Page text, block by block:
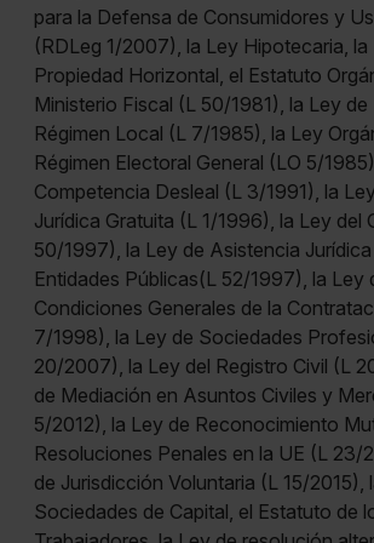
para la Defensa de Consumidores y
(RDLeg 1/2007), la Ley Hipotecaria, la
Propiedad Horizontal, el Estatuto
Ministerio Fiscal (L 50/1981), la Ley de
Régimen Local (L 7/1985), la Ley
Régimen Electoral General (LO 5/
Competencia Desleal (L 3/1991), la
Jurídica Gratuita (L 1/1996), la Ley del
50/1997), la Ley de Asistencia
Entidades Públicas(L 52/1997), la Ley
Condiciones Generales de la
7/1998), la Ley de Sociedades
20/2007), la Ley del Registro Civil (L
de Mediación en Asuntos Civiles y
5/2012), la Ley de Reconocimiento
Resoluciones Penales en la UE (L 23/
de Jurisdicción Voluntaria (L 15/2015),
Sociedades de Capital, el Estatuto de